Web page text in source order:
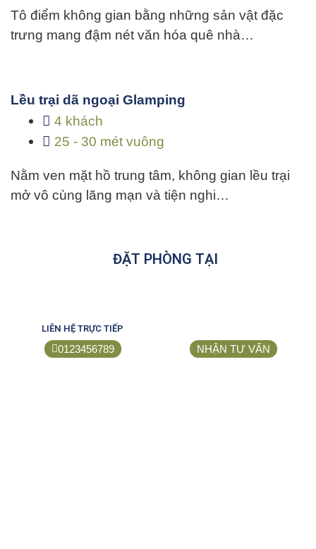
Tô điểm không gian bằng những sản vật đặc
trưng mang đậm nét văn hóa quê nhà…
Lều trại dã ngoại Glamping
4 khách
25 - 30 mét vuông
Nằm ven mặt hồ trung tâm, không gian lều trại
mở vô cùng lãng mạn và tiện nghi…
ĐẶT PHÒNG TẠI
LIÊN HỆ TRỰC TIẾP
0123456789 NHẬN TƯ VẤN